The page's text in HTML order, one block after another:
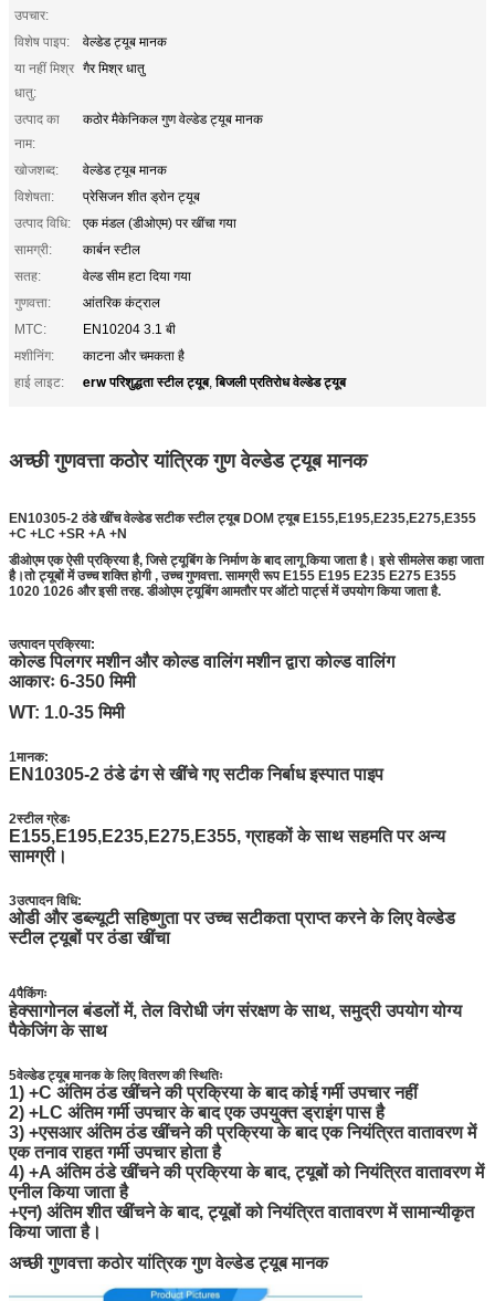
उपचार:
विशेष पाइप:
वेल्डेड ट्यूब मानक
या नहीं मिश्र
धातु:
गैर मिश्र धातु
उत्पाद का
नाम:
कठोर मैकेनिकल गुण वेल्डेड ट्यूब मानक
खोजशब्द:
वेल्डेड ट्यूब मानक
विशेषता:
प्रेसिजन शीत ड्रोन ट्यूब
उत्पाद विधि:
एक मंडल (डीओएम) पर खींचा गया
सामग्री:
कार्बन स्टील
सतह:
वेल्ड सीम हटा दिया गया
गुणवत्ता:
आंतरिक कंट्राल
MTC:
EN10204 3.1 बी
मशीनिंग:
काटना और चमकता है
हाई लाइट:
erw परिशुद्धता स्टील ट्यूब,बिजली प्रतिरोध वेल्डेड ट्यूब
अच्छी गुणवत्ता कठोर यांत्रिक गुण वेल्डेड ट्यूब मानक
EN10305-2 ठंडे खींच वेल्डेड सटीक स्टील ट्यूब DOM ट्यूब E155,E195,E235,E275,E355
+C +LC +SR +A +N
डीओएम एक ऐसी प्रक्रिया है, जिसे ट्यूबिंग के निर्माण के बाद लागू किया जाता है। इसे सीमलेस कहा जाता
है।तो ट्यूबों में उच्च शक्ति होगी , उच्च गुणवत्ता. सामग्री रूप E155 E195 E235 E275 E355
1020 1026 और इसी तरह. डीओएम ट्यूबिंग आमतौर पर ऑटो पार्ट्स में उपयोग किया जाता है.
उत्पादन प्रक्रिया:
कोल्ड पिलगर मशीन और कोल्ड वालिंग मशीन द्वारा कोल्ड वालिंग
आकारः 6-350 मिमी
WT: 1.0-35 मिमी
1मानक:
EN10305-2 ठंडे ढंग से खींचे गए सटीक निर्बाध इस्पात पाइप
2स्टील ग्रेडः
E155,E195,E235,E275,E355, ग्राहकों के साथ सहमति पर अन्य
सामग्री।
3उत्पादन विधि:
ओडी और डब्ल्यूटी सहिष्णुता पर उच्च सटीकता प्राप्त करने के लिए वेल्डेड
स्टील ट्यूबों पर ठंडा खींचा
4पैकिंगः
हेक्सागोनल बंडलों में, तेल विरोधी जंग संरक्षण के साथ, समुद्री उपयोग योग्य
पैकेजिंग के साथ
5वेल्डेड ट्यूब मानक के लिए वितरण की स्थितिः
1) +C अंतिम ठंड खींचने की प्रक्रिया के बाद कोई गर्मी उपचार नहीं
2) +LC अंतिम गर्मी उपचार के बाद एक उपयुक्त ड्राइंग पास है
3) +एसआर अंतिम ठंड खींचने की प्रक्रिया के बाद एक नियंत्रित वातावरण में
एक तनाव राहत गर्मी उपचार होता है
4) +A अंतिम ठंडे खींचने की प्रक्रिया के बाद, ट्यूबों को नियंत्रित वातावरण में
एनील किया जाता है
+एन) अंतिम शीत खींचने के बाद, ट्यूबों को नियंत्रित वातावरण में सामान्यीकृत
किया जाता है।
अच्छी गुणवत्ता कठोर यांत्रिक गुण वेल्डेड ट्यूब मानक